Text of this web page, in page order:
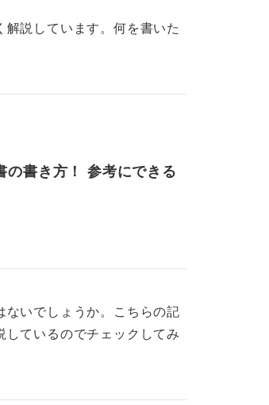
理由、そのうえで入社後
務経歴書を作成してお
験を振り返ることがで
す。
て、慌てて転職しなくて
ました。
す。
まうことがないよう、
説しています。何を書いた
の書き方！ 参考にできる
ないでしょうか。こちらの記
ているのでチェックしてみ